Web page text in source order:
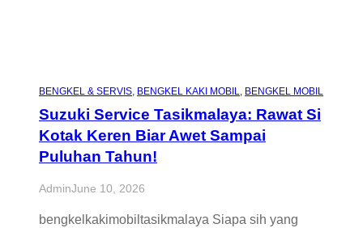
BENGKEL & SERVIS, BENGKEL KAKI MOBIL, BENGKEL MOBIL
Suzuki Service Tasikmalaya: Rawat Si
Kotak Keren Biar Awet Sampai
Puluhan Tahun!
AdminJune 10, 2026
bengkelkakimobiltasikmalaya Siapa sih yang